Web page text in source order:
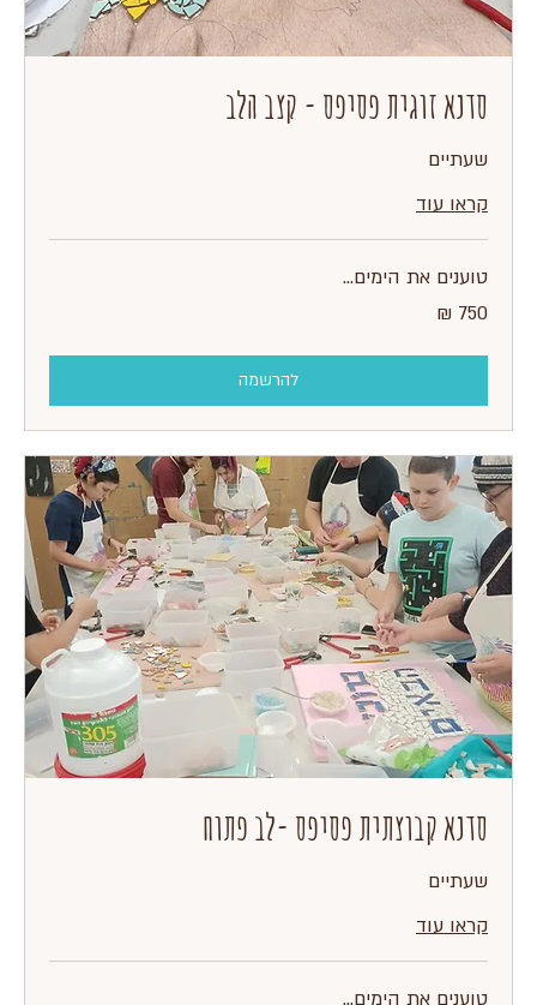
סדנא זוגית פסיפס - קצב הלב
שעתיים
קראו עוד
טוענים את הימים...
שקלים
להרשמה
סדנא קבוצתית פסיפס -לב פתוח
שעתיים
קראו עוד
טוענים את הימים...